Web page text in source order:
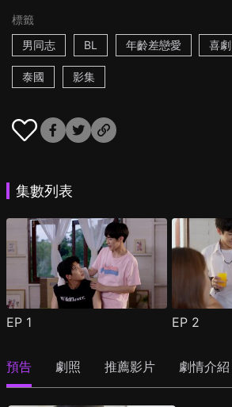
標籤
男同志
BL 年齡差戀愛 喜劇
泰國 影集
集數列表
EP 1 EP 2
預告 劇照 推薦影片 劇情介紹